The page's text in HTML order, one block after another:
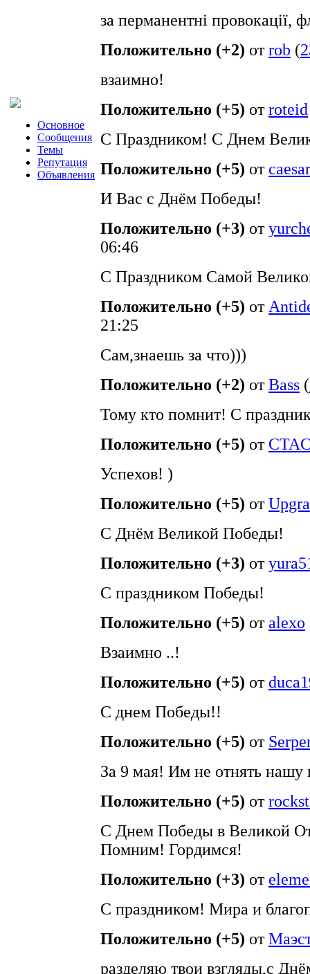
Основное
Сообщения
Темы
Репутация
Объявления
за перманентні провокації,
Положительно (+2) отrob (
взаимно!
Положительно (+5) отroteid
С Праздником! С Днем
Положительно (+5) от caesar
И Вас с Днём Победы!
Положительно (+3) от
06:46
С Праздником Самой
Положительно (+5) от
21:25
Сам,знаешь за что)))
Положительно (+2) отBass (
Тому кто помнит! С
Положительно (+5) от
Успехов! )
Положительно (+5) от
С Днём Великой Победы!
Положительно (+3) от
С праздником Победы!
Положительно (+5) отalexo
Взаимно ..!
Положительно (+5) от
С днем Победы!!
Положительно (+5) от
За 9 мая! Им не отнять
Положительно (+5) от
С Днем Победы в Великой
Помним! Гордимся!
Положительно (+3) от
С праздником! Мира и
Положительно (+5) от
разделяю твои взгляды,с